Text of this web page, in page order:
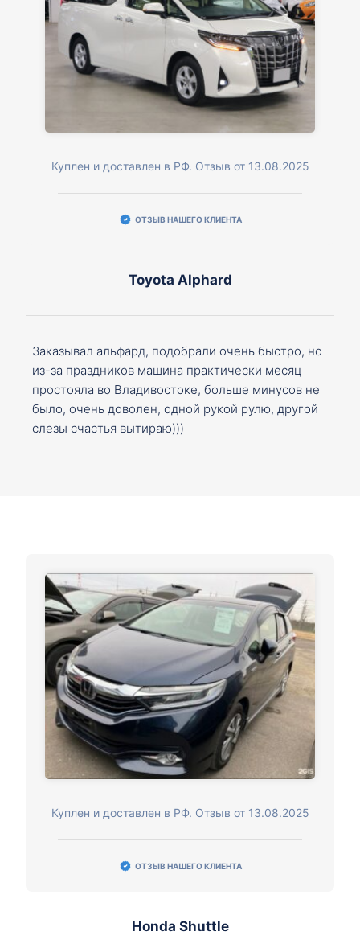
Куплен и доставлен в РФ. Отзыв от 13.08.2025
ОТЗЫВ НАШЕГО КЛИЕНТА
Toyota Alphard
Заказывал альфард, подобрали очень быстро, но
из-за праздников машина практически месяц
простояла во Владивостоке, больше минусов не
было, очень доволен, одной рукой рулю, другой
слезы счастья вытираю)))
Куплен и доставлен в РФ. Отзыв от 13.08.2025
ОТЗЫВ НАШЕГО КЛИЕНТА
Honda Shuttle